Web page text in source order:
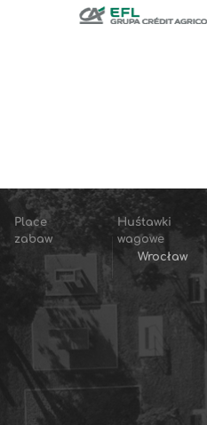
Place
zabaw
Huśtawki
wagowe
Wrocław